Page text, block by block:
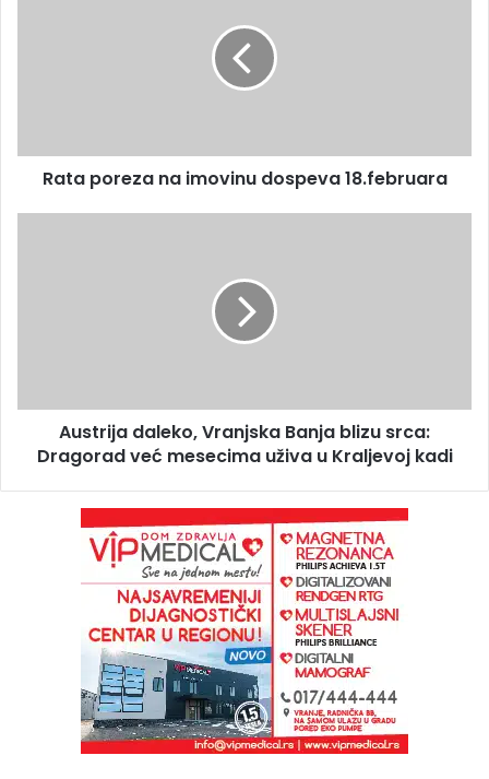
Rata poreza na imovinu dospeva 18.februara
Austrija daleko, Vranjska Banja blizu srca:
Dragorad već mesecima uživa u Kraljevoj kadi